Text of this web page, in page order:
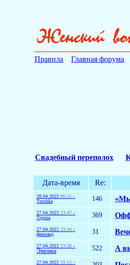
Правила Главная форума
Свадебный переполох
Дата-время Re:
28.04.2022 06:55 »
Tucshka
146
27.04.2022 23:47 »
Tigriza
369
27.04.2022 23:34 »
финланд
31
27.04.2022 23:28 »
Эврика 522 А
27.04.2022 19:12 »